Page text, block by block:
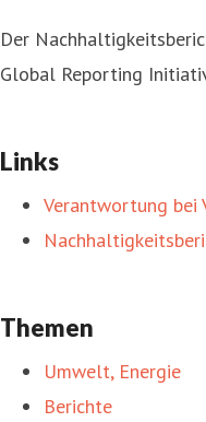
Der
Global Reporting
Links
Verantwortung bei
Themen
Umwelt, Energie
Berichte